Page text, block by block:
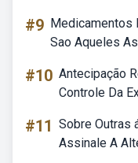
#9 Medicamentos
Sao Aqueles
#10 Antecipação
Controle Da
#11 Sobre Outras
Assinale A